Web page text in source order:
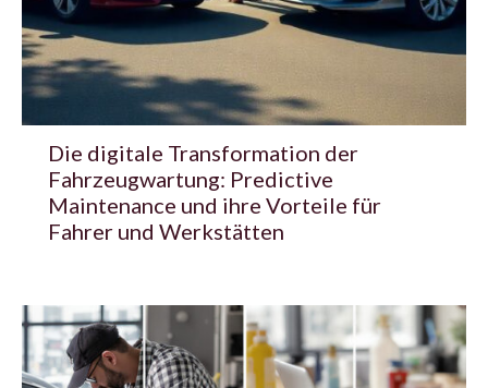
Die digitale Transformation der
Fahrzeugwartung: Predictive
Maintenance und ihre Vorteile für
Fahrer und Werkstätten